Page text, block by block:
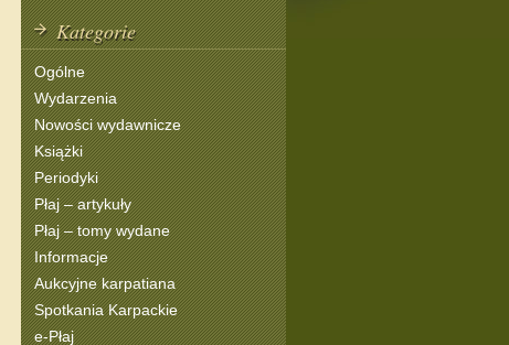
Kategorie
Ogólne
Wydarzenia
Nowości wydawnicze
Książki
Periodyki
Płaj – artykuły
Płaj – tomy wydane
Informacje
Aukcyjne karpatiana
Spotkania Karpackie
e-Płaj